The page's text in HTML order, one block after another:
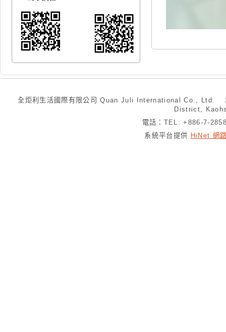
全炬利生活國際有限公司 Quan Juli International Co., Ltd.
District,
電話：TEL: +886-7-
系統平台提供 HiNet 網